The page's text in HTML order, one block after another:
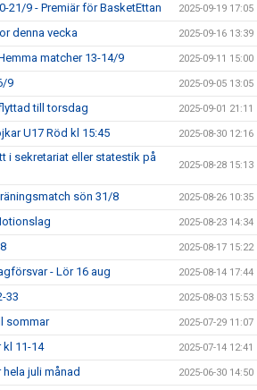
21/9 - Premiär för BasketEttan 2025-09-19 17:05
denna vecka 2025-09-16 13:39
matcher 13-14/9 2025-09-11 15:00
9 2025-09-05 13:05
till torsdag 2025-09-01 21:11
U17 Röd kl 15:45 2025-08-30 12:16
i sekretariat eller statestik på
2025-08-28 15:13
sön 31/8 2025-08-26 10:35
2025-08-23 14:34
2025-08-17 15:22
- Lör 16 aug 2025-08-14 17:44
33 2025-08-03 15:53
sommar 2025-07-29 11:07
kl 11-14 2025-07-14 12:41
juli månad 2025-06-30 14:50